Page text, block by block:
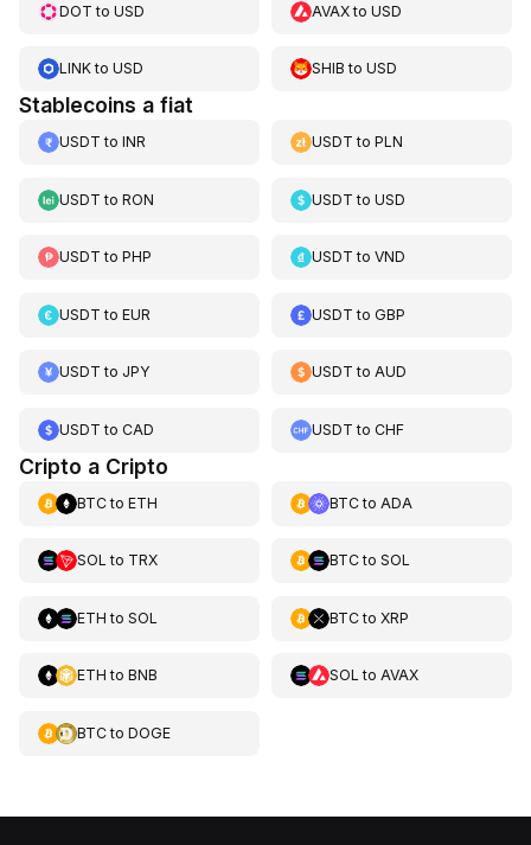
DOT to USD AVAXtoUSD
LINKto USD SHIB toUSD
Stablecoins a fiat
USDT to INR USDT toPLN
USDT to RON USDT toUSD
USDT to PHP USDT toVND
USDT to EUR USDT toGBP
USDT to JPY USDT toAUD
USDT to CAD USDT toCHF
Cripto a Cripto
BTCto ETH BTCto ADA
SOL to TRX BTCto SOL
ETH to SOL BTCto XRP
ETH to BNB SOL to AVAX
BTCto DOGE